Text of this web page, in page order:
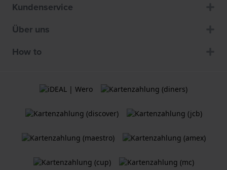
Kundenservice
Über uns
How to